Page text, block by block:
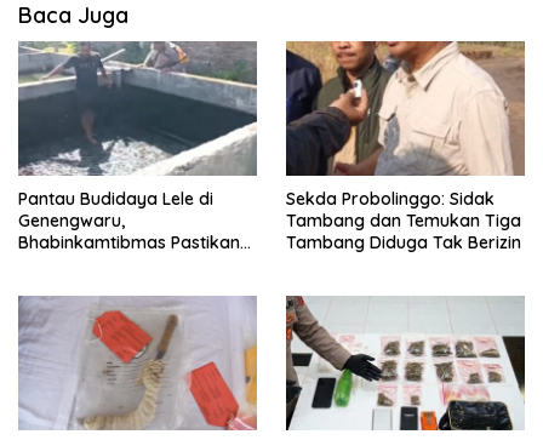
Baca Juga
Pantau Budidaya Lele di
Genengwaru,
Bhabinkamtibmas Pastikan
Sekda Probolinggo: Sidak
Tambang dan Temukan Tiga
Tambang Diduga Tak Berizin